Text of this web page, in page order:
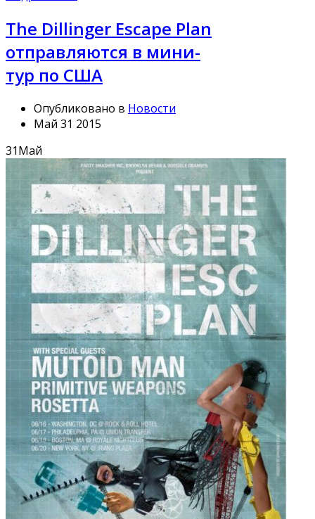
The Dillinger Escape Plan
отправляются в мини-
тур по США
Опубликовано в Новости
Май 31 2015
31Май